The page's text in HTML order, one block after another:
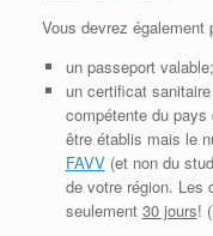
Vous devrez également
un passeport valable;
un certificat sanitaire
compétente du pays
être établis mais le
FAVV(et non du
de votre région. Les
seulement 30 jours!